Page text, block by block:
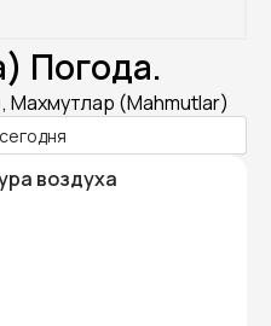
Погода.
Махмутлар (Mahmutlar)
воздуха